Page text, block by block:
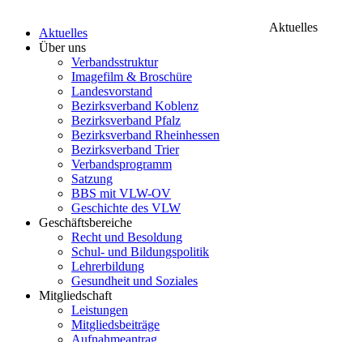
Aktuelles
Über uns
Verbandsstruktur
Imagefilm & Broschüre
Landesvorstand
Bezirksverband Koblenz
Bezirksverband Pfalz
Bezirksverband Rheinhessen
Bezirksverband Trier
Verbandsprogramm
Satzung
BBS mit VLW-OV
Geschichte des VLW
Geschäftsbereiche
Recht und Besoldung
Schul- und Bildungspolitik
Lehrerbildung
Gesundheit und Soziales
Mitgliedschaft
Leistungen
Mitgliedsbeiträge
Aufnahmeantrag
Aktuelles